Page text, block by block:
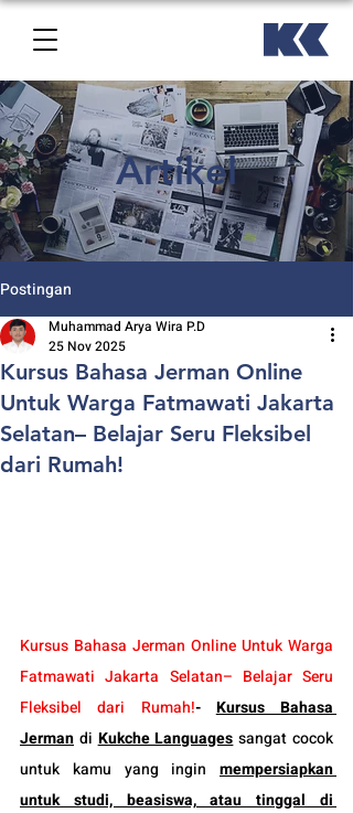
Artikel
Postingan
Kursus Bahasa Jerman Online
Untuk Warga Fatmawati Jakarta
Selatan– Belajar Seru Fleksibel
dari Rumah!
Muhammad Arya Wira P.D
25 Nov 2025
Kursus Bahasa Jerman Online Untuk Warga
Fatmawati Jakarta Selatan– Belajar Seru
Fleksibel dari Rumah!- Kursus Bahasa
Jerman di Kukche Languages sangat cocok
untuk kamu yang ingin mempersiapkan
untuk studi, beasiswa, atau tinggal di